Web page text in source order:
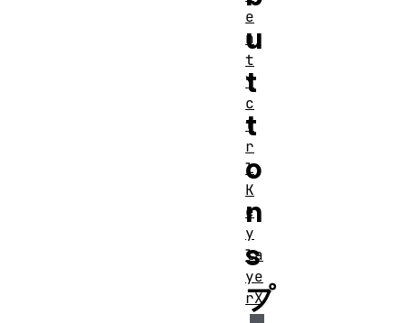
u
t
t
o
n
s
プ
e
n
t
Y
c
t
r
l
K
e
y
la
ye
rX